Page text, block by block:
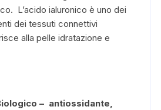
L’acido ialuronico è uno dei
dei tessuti connettivi
alla pelle idratazione e
– antiossidante,